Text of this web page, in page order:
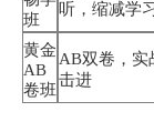
班
听，缩减学
黄金
AB
卷班
AB双卷，实
击进